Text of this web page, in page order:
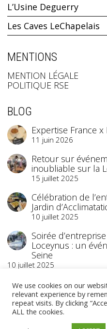
L’Usine Deguerry
Les Caves LeChapelais
MENTIONS
MENTION LÉGALE
POLITIQUE RSE
BLOG
Expertise France
11 juin 2026
Retour sur
inoubliable sur la
15 juillet 2025
Célébration de
Jardin
10 juillet 2025
Soirée
Loceynus : un
Seine
10 juillet 2025
©2023 Papilles Traiteur
We use cookies on our
relevant experience by
repeat visits. By clicking
ALL the cookies.